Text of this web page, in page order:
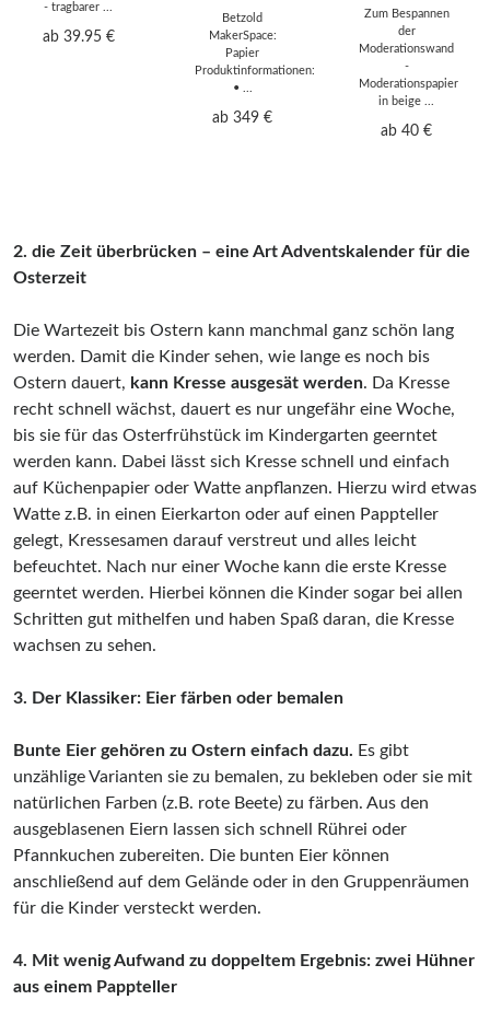
- tragbarer ...
ab 39.95 €
Betzold
MakerSpace:
Papier
Produktinformationen:
• ...
ab 349 €
Zum Bespannen
der
Moderationswand
-
Moderationspapier
in beige ...
ab 40 €
2. die Zeit überbrücken – eine Art Adventskalender für die
Osterzeit
Die Wartezeit bis Ostern kann manchmal ganz schön lang
werden. Damit die Kinder sehen, wie lange es noch bis
Ostern dauert, kann Kresse ausgesät werden. Da Kresse
recht schnell wächst, dauert es nur ungefähr eine Woche,
bis sie für das Osterfrühstück im Kindergarten geerntet
werden kann. Dabei lässt sich Kresse schnell und einfach
auf Küchenpapier oder Watte anpflanzen. Hierzu wird etwas
Watte z.B. in einen Eierkarton oder auf einen Pappteller
gelegt, Kressesamen darauf verstreut und alles leicht
befeuchtet. Nach nur einer Woche kann die erste Kresse
geerntet werden. Hierbei können die Kinder sogar bei allen
Schritten gut mithelfen und haben Spaß daran, die Kresse
wachsen zu sehen.
3. Der Klassiker: Eier färben oder bemalen
Bunte Eier gehören zu Ostern einfach dazu. Es gibt
unzählige Varianten sie zu bemalen, zu bekleben oder sie mit
natürlichen Farben (z.B. rote Beete) zu färben. Aus den
ausgeblasenen Eiern lassen sich schnell Rührei oder
Pfannkuchen zubereiten. Die bunten Eier können
anschließend auf dem Gelände oder in den Gruppenräumen
für die Kinder versteckt werden.
4. Mit wenig Aufwand zu doppeltem Ergebnis: zwei Hühner
aus einem Pappteller